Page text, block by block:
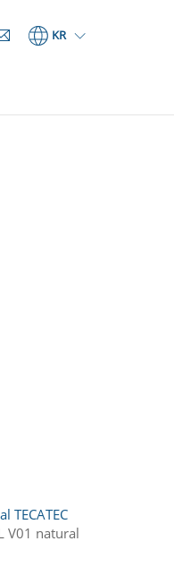
KR
TECATEC
V01 natural